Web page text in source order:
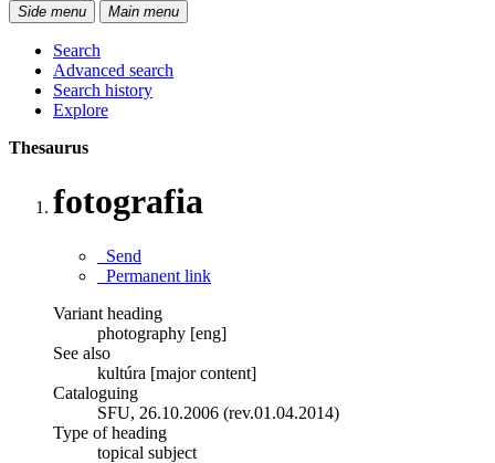
Side menu Main menu
Search
Advanced search
Search history
Explore
Thesaurus
fotografia
Send
Permanent link
Variant heading
photography [eng]
See also
kultúra [major content]
Cataloguing
SFU, 26.10.2006 (rev.01.04.2014)
Type of heading
topical subject